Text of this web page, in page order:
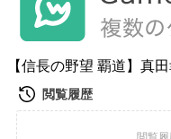
【信長の野望 覇道】真